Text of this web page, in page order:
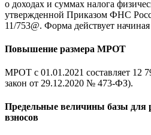
о доходах и суммах налога
утвержденной Приказом ФНС
11/753@. Форма действует
Повышение размера МРОТ
МРОТ с 01.01.2021 составляет 12
закон от 29.12.2020 № 473-ФЗ).
Предельные величины базы для
взносов